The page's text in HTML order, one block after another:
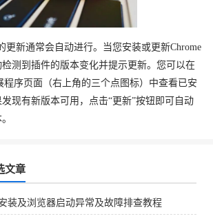
更新通常会自动进行。当您安装或更新Chrome
测到插件的版本变化并提示更新。您可以在
程序页面（右上角的三个点图标）中查看已安
现有新版本可用，点击“更新”按钮即可自动
文章
装及浏览器启动异常及故障排查教程